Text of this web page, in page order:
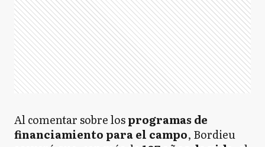
Al comentar sobre losprogramas de
financiamiento para el campo, Bordieu